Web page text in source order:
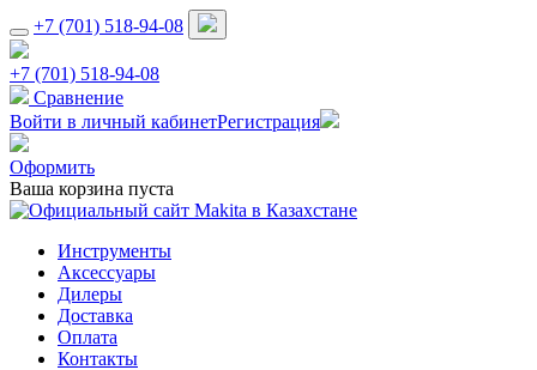
+7 (701) 518-94-08
+7 (701) 518-94-08
Сравнение
Войти в личный кабинетРегистрация
Оформить
Ваша корзина пуста
Инструменты
Аксессуары
Дилеры
Доставка
Оплата
Контакты